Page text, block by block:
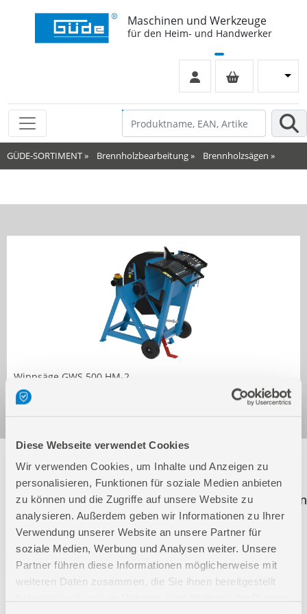
Diese Webseite verwendet Cookies
Wir verwenden Cookies, um Inhalte und Anzeigen zu
personalisieren, Funktionen für soziale Medien anbieten
zu können und die Zugriffe auf unsere Website zu
analysieren. Außerdem geben wir Informationen zu Ihrer
Verwendung unserer Website an unsere Partner für
soziale Medien, Werbung und Analysen weiter. Unsere
Partner führen diese Informationen möglicherweise mit
weiteren Daten zusammen, die Sie ihnen bereitgestellt
Maschinen und Werkzeuge
für den Heim- und Handwerker
GÜDE-SORTIMENT» Brennholzbearbeitung» Brennholzsägen »
Wippsäge GWS 500 HM-2
Art.-Nr.: 01725
Folgende Artikel sind nicht mehr in unserem
Sortiment! Diese Artikel werden weiterhin zur
Ersatzteilbestellung aufgeführt. Der Klick auf einen
dieser Artikel führt Sie direkt auf die richtige
Produktseite.
01817 WIPPSÄGE GWS 500 HM